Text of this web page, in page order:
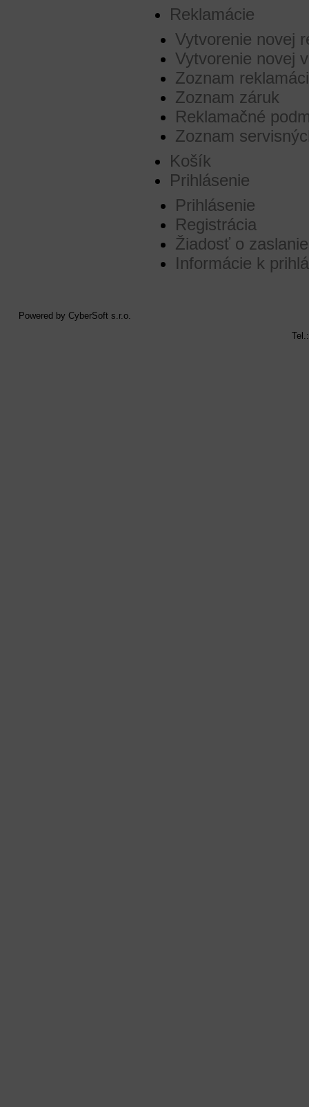
Reklamácie
Vytvorenie novej
Vytvorenie novej
Zoznam
Zoznam záruk
Reklamačné
Zoznam
Košík
Prihlásenie
Prihlásenie
Registrácia
Žiadosť o
Informácie k
Powered by CyberSoft s.r.o.